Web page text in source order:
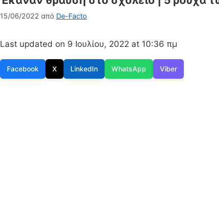
15/06/2022 από De-Facto
Last updated on 9 Ιουλίου, 2022 at 10:36 πμ
Facebook X LinkedIn WhatsApp Viber